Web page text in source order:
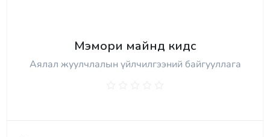
Мэмори майнд кидс
Аялал жуулчлалын үйлчилгээний байгууллага